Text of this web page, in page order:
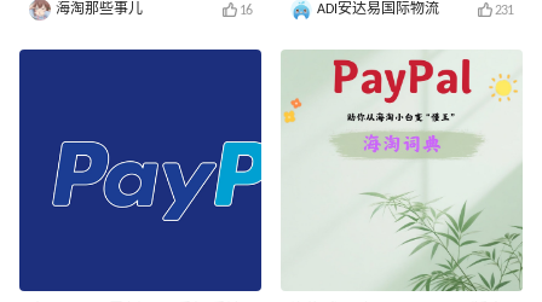
海淘那些事儿 16 ADI安达易国际物流 231